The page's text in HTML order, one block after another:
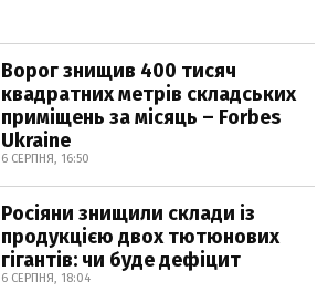
Ворог знищив 400 тисяч
квадратних метрів складських
приміщень за місяць – Forbes
Ukraine
6 СЕРПНЯ, 16:50
Росіяни знищили склади із
продукцією двох тютюнових
гігантів: чи буде дефіцит
6 СЕРПНЯ, 18:04